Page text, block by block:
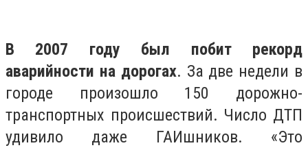
В 2007 году был побит рекорд
аварийности на дорогах. За две недели в
городе произошло 150 дорожно-
транспортных происшествий. Число ДТП
удивило даже ГАИшников. «Это